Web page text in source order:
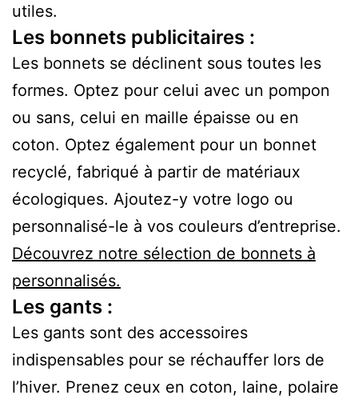
utiles.
Les bonnets publicitaires :
Les bonnets se déclinent sous toutes les
formes. Optez pour celui avec un pompon
ou sans, celui en maille épaisse ou en
coton. Optez également pour un bonnet
recyclé, fabriqué à partir de matériaux
écologiques. Ajoutez-y votre logo ou
personnalisé-le à vos couleurs d’entreprise.
Découvrez notre sélection de bonnets à
personnalisés.
Les gants :
Les gants sont des accessoires
indispensables pour se réchauffer lors de
l’hiver. Prenez ceux en coton, laine, polaire